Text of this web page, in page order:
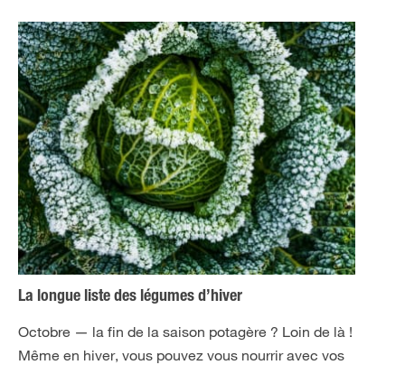
La longue liste des légumes d’hiver
Octobre — la fin de la saison potagère ? Loin de là !
Même en hiver, vous pouvez vous nourrir avec vos